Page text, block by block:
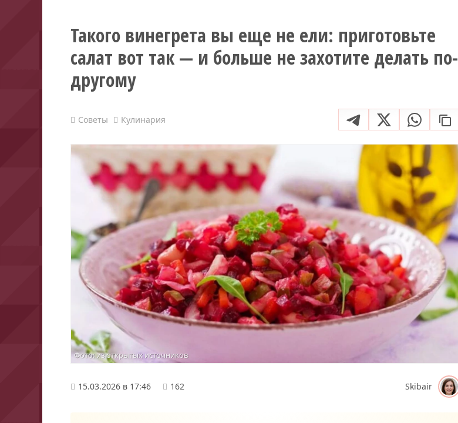
Такого винегрета вы еще не ели: приготовьте
салат вот так — и больше не захотите делать по-
другому
Советы Кулинария
Фото: из открытых источников
15.03.2026 в 17:46 162 Skibair